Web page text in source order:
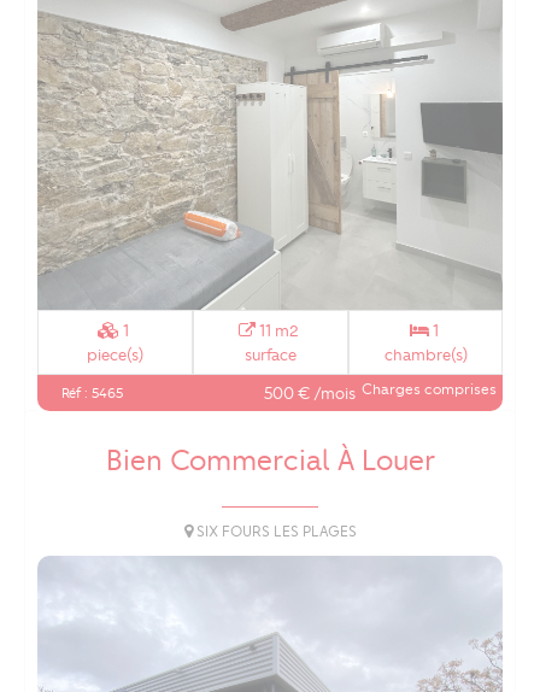
1
piece(s)
11 m2
surface
1
chambre(s)
Réf : 5465 500 € /mois Charges comprises
Bien Commercial À Louer
SIX FOURS LES PLAGES